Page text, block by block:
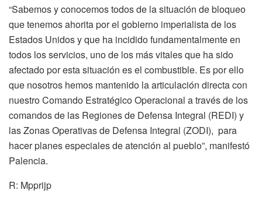
“Sabemos y conocemos todos de la situación de bloqueo
que tenemos ahorita por el gobierno imperialista de los
Estados Unidos y que ha incidido fundamentalmente en
todos los servicios, uno de los más vitales que ha sido
afectado por esta situación es el combustible. Es por ello
que nosotros hemos mantenido la articulación directa con
nuestro Comando Estratégico Operacional a través de los
comandos de las Regiones de Defensa Integral (REDI) y
las Zonas Operativas de Defensa Integral (ZODI), para
hacer planes especiales de atención al pueblo”, manifestó
Palencia.
R: Mpprijp